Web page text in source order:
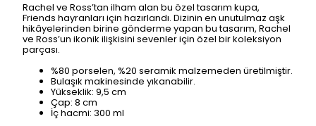
Rachel ve Ross’tan ilham alan bu özel tasarım kupa,
Friends hayranları için hazırlandı. Dizinin en unutulmaz aşk
hikâyelerinden birine gönderme yapan bu tasarım, Rachel
ve Ross’un ikonik ilişkisini sevenler için özel bir koleksiyon
parçası.
%80 porselen, %20 seramik malzemeden üretilmiştir.
Bulaşık makinesinde yıkanabilir.
Yükseklik: 9,5 cm
Çap: 8 cm
İç hacmi: 300 ml